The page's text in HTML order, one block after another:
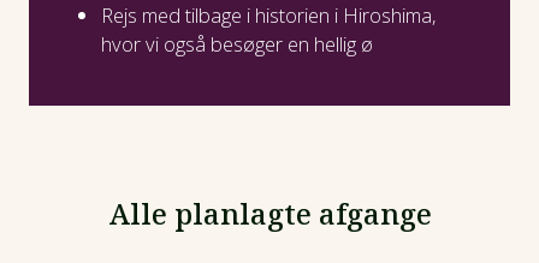
Rejs med tilbage i historien i Hiroshima,
hvor vi også besøger en hellig ø
Alle planlagte afgange